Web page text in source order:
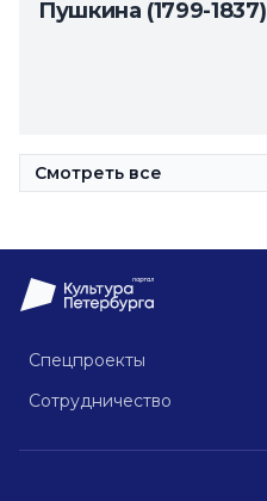
Пушкина (1799-1837)
Смотреть все
Спецпроекты
Сотрудничество